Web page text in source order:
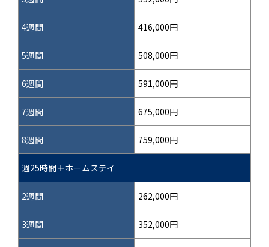
4週間 416,000円
5週間 508,000円
6週間 591,000円
7週間 675,000円
8週間 759,000円
週25時間＋ホームステイ
2週間 262,000円
3週間 352,000円